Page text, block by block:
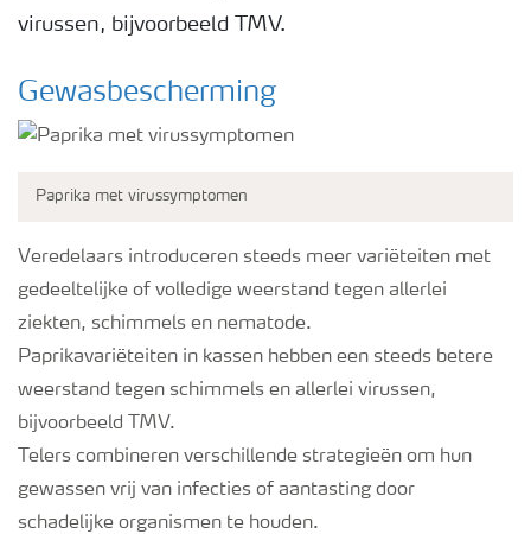
Meststoffen veiligheid
Webinars
virussen, bijvoorbeeld TMV.
Gewasbescherming
Paprika met virussymptomen
Veredelaars introduceren steeds meer variëteiten met
gedeeltelijke of volledige weerstand tegen allerlei
ziekten, schimmels en nematode.
Paprikavariëteiten in kassen hebben een steeds betere
weerstand tegen schimmels en allerlei virussen,
bijvoorbeeld TMV.
Telers combineren verschillende strategieën om hun
gewassen vrij van infecties of aantasting door
schadelijke organismen te houden.